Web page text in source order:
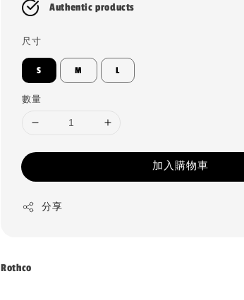
Authentic products
尺寸
S M L
數量
加入購物車
分享
Rothco